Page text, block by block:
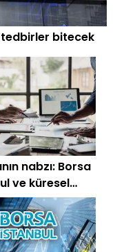
tedbirler bitecek
nabzı: Borsa
ve küresel
gün
(29 Nisan)